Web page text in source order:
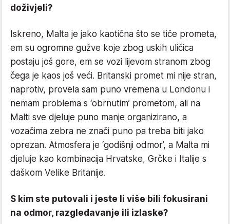
doživjeli?
Iskreno, Malta je jako kaotična što se tiče prometa,
em su ogromne gužve koje zbog uskih uličica
postaju još gore, em se vozi lijevom stranom zbog
čega je kaos još veći. Britanski promet mi nije stran,
naprotiv, provela sam puno vremena u Londonu i
nemam problema s ‘obrnutim’ prometom, ali na
Malti sve djeluje puno manje organizirano, a
vozačima zebra ne znači puno pa treba biti jako
oprezan. Atmosfera je ‘godišnji odmor’, a Malta mi
djeluje kao kombinacija Hrvatske, Grčke i Italije s
daškom Velike Britanije.
S kim ste putovali i jeste li više bili fokusirani
na odmor, razgledavanje ili izlaske?